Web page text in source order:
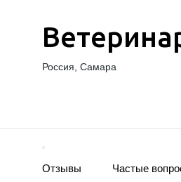
Россия, Самара
Отзывы Частые